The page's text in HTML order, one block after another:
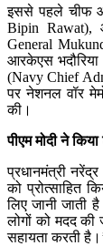
इससे पहले चीफ
Bipin Rawat),
General
आरकेएस
(Navy Chief
पर नेशनल वॉर
की।
पीएम मोदी ने
प्रधानमंत्री
को प्रोत्‍साहित
लिए जानी जाती
लोगों को मदद की
सहायता करती